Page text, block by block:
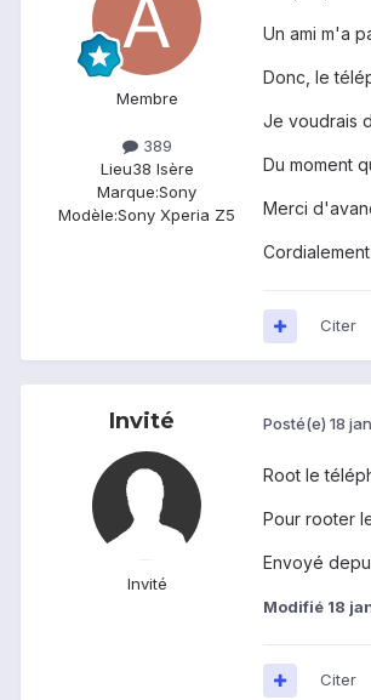
Membre
389
Lieu38 Isère
Marque:Sony
Modèle:Sony Xperia Z5
Un ami m'a
Donc, le
Je voudrais
Du moment
Merci
Cordialement
Citer
Invité
Invité
Posté(e) 18
Root le
Pour rooter
Envoyé
Modifié 18
Citer